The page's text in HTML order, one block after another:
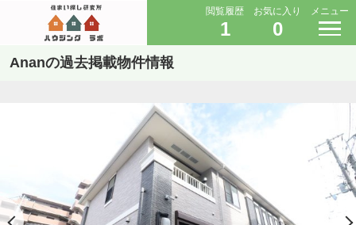
閲覧履歴
1
お気に入り
0
メニュー
Ananの過去掲載物件情報